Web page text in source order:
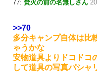
77: 焚火の前の名無しさん
>>70
多分キャンプ自体は比
ゃうかな
安物道具よりドコドコ
して道具の写真パシャ